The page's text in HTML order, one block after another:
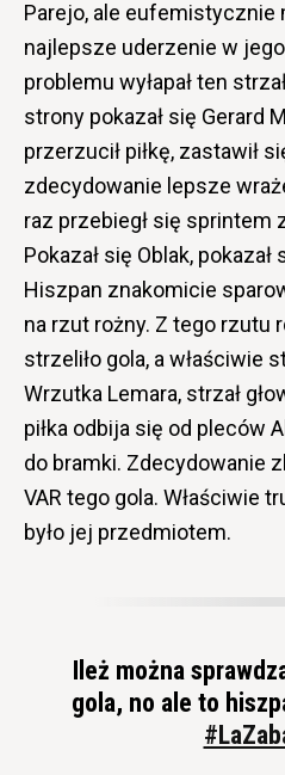
Parejo, ale eufemistycznie
najlepsze uderzenie w
problemu wyłapał ten
strony pokazał się Gerard
przerzucił piłkę, zastawił
zdecydowanie lepsze
raz przebiegł się sprintem
Pokazał się Oblak,
Hiszpan znakomicie
na rzut rożny. Z tego rzutu
strzeliło gola, a właściwie
Wrzutka Lemara, strzał
piłka odbija się od pleców
do bramki. Zdecydowanie
VAR tego gola. Właściwie
było jej przedmiotem.
Ileż można
gola, no ale to